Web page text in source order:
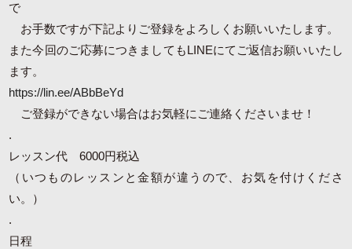
で
お手数ですが下記よりご登録をよろしくお願いいたします。
また今回のご応募につきましてもLINEにてご返信お願いいたし
ます。
https://lin.ee/ABbBeYd
ご登録ができない場合はお気軽にご連絡くださいませ！
.
レッスン代 6000円税込
（いつものレッスンと金額が違うので、お気を付けくださ
い。）
.
日程